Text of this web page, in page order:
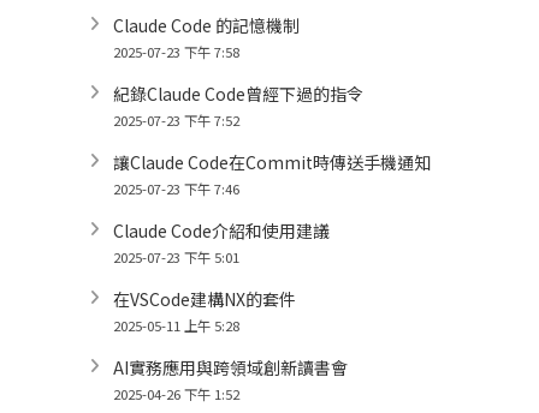
Claude Code 的記憶機制
2025-07-23 下午 7:58
紀錄Claude Code曾經下過的指令
2025-07-23 下午 7:52
讓Claude Code在Commit時傳送手機通知
2025-07-23 下午 7:46
Claude Code介紹和使用建議
2025-07-23 下午 5:01
在VSCode建構NX的套件
2025-05-11 上午 5:28
AI實務應用與跨領域創新讀書會
2025-04-26 下午 1:52